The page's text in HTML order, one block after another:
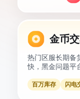
金币
热门区服长期备
快，黑金问题平
百万库存 闪电